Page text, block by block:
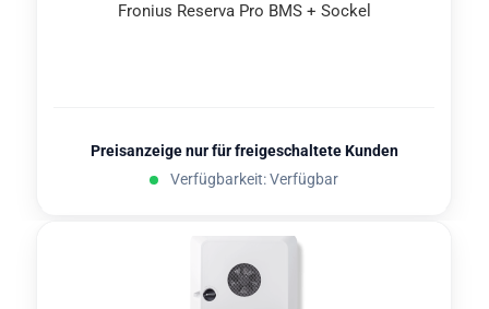
Fro­ni­us Re­ser­va Pro BMS + So­ckel
Preisanzeige nur für freigeschaltete Kunden
Verfügbarkeit: Verfügbar